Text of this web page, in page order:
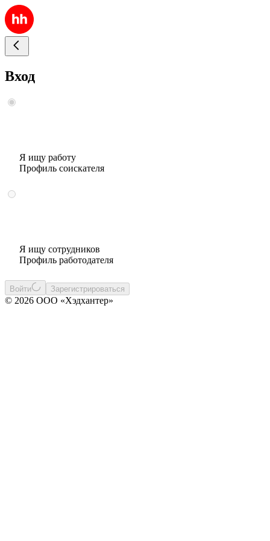
Вход
Я ищу работу
Профиль соискателя
Я ищу сотрудников
Профиль работодателя
Войти Зарегистрироваться
© 2026 ООО «Хэдхантер»